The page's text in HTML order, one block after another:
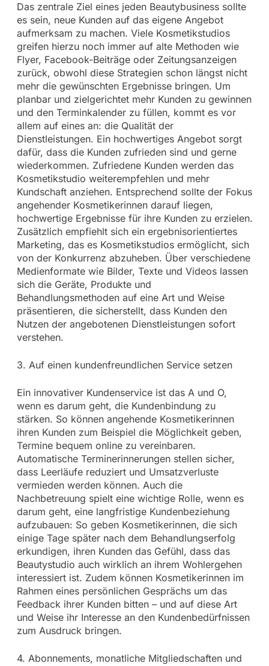
Das zentrale Ziel eines jeden Beautybusiness sollte
es sein, neue Kunden auf das eigene Angebot
aufmerksam zu machen. Viele Kosmetikstudios
greifen hierzu noch immer auf alte Methoden wie
Flyer, Facebook-Beiträge oder Zeitungsanzeigen
zurück, obwohl diese Strategien schon längst nicht
mehr die gewünschten Ergebnisse bringen. Um
planbar und zielgerichtet mehr Kunden zu gewinnen
und den Terminkalender zu füllen, kommt es vor
allem auf eines an: die Qualität der
Dienstleistungen. Ein hochwertiges Angebot sorgt
dafür, dass die Kunden zufrieden sind und gerne
wiederkommen. Zufriedene Kunden werden das
Kosmetikstudio weiterempfehlen und mehr
Kundschaft anziehen. Entsprechend sollte der Fokus
angehender Kosmetikerinnen darauf liegen,
hochwertige Ergebnisse für ihre Kunden zu erzielen.
Zusätzlich empfiehlt sich ein ergebnisorientiertes
Marketing, das es Kosmetikstudios ermöglicht, sich
von der Konkurrenz abzuheben. Über verschiedene
Medienformate wie Bilder, Texte und Videos lassen
sich die Geräte, Produkte und
Behandlungsmethoden auf eine Art und Weise
präsentieren, die sicherstellt, dass Kunden den
Nutzen der angebotenen Dienstleistungen sofort
verstehen.
3. Auf einen kundenfreundlichen Service setzen
Ein innovativer Kundenservice ist das A und O,
wenn es darum geht, die Kundenbindung zu
stärken. So können angehende Kosmetikerinnen
ihren Kunden zum Beispiel die Möglichkeit geben,
Termine bequem online zu vereinbaren.
Automatische Terminerinnerungen stellen sicher,
dass Leerläufe reduziert und Umsatzverluste
vermieden werden können. Auch die
Nachbetreuung spielt eine wichtige Rolle, wenn es
darum geht, eine langfristige Kundenbeziehung
aufzubauen: So geben Kosmetikerinnen, die sich
einige Tage später nach dem Behandlungserfolg
erkundigen, ihren Kunden das Gefühl, dass das
Beautystudio auch wirklich an ihrem Wohlergehen
interessiert ist. Zudem können Kosmetikerinnen im
Rahmen eines persönlichen Gesprächs um das
Feedback ihrer Kunden bitten – und auf diese Art
und Weise ihr Interesse an den Kundenbedürfnissen
zum Ausdruck bringen.
4. Abonnements, monatliche Mitgliedschaften und